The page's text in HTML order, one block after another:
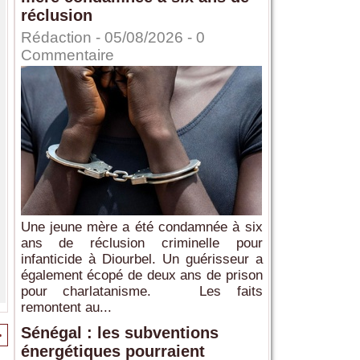
réclusion
Rédaction - 05/08/2026 - 0
Commentaire
Une jeune mère a été condamnée à six
ans de réclusion criminelle pour
infanticide à Diourbel. Un guérisseur a
également écopé de deux ans de prison
pour charlatanisme. Les faits
remontent au...
Sénégal : les subventions
énergétiques pourraient